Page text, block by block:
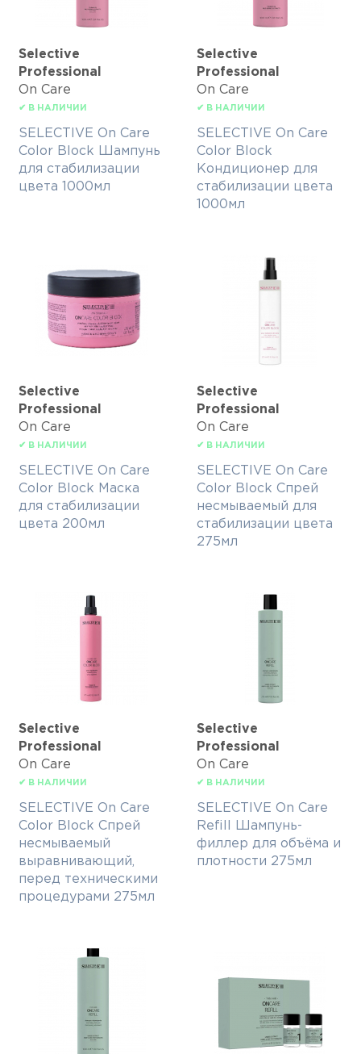
Selective
Professional
On Care
✔ В НАЛИЧИИ
SELECTIVE On Care
Color Block Шампунь
для стабилизации
цвета 1000мл
Selective
Professional
On Care
✔ В НАЛИЧИИ
SELECTIVE On Care
Color Block
Кондиционер для
стабилизации цвета
1000мл
Selective
Professional
On Care
✔ В НАЛИЧИИ
SELECTIVE On Care
Color Block Маска
для стабилизации
цвета 200мл
Selective
Professional
On Care
✔ В НАЛИЧИИ
SELECTIVE On Care
Color Block Спрей
несмываемый для
стабилизации цвета
275мл
Selective
Professional
On Care
✔ В НАЛИЧИИ
SELECTIVE On Care
Color Block Спрей
несмываемый
выравнивающий,
перед техническими
процедурами 275мл
Selective
Professional
On Care
✔ В НАЛИЧИИ
SELECTIVE On Care
Refill Шампунь-
филлер для объёма и
плотности 275мл